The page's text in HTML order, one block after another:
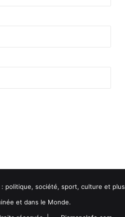
politique, société, sport, culture et
et dans le Monde.